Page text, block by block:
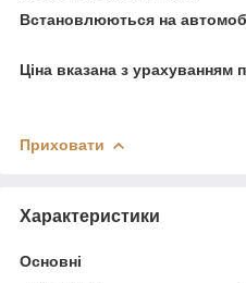
Встановлюються на
Ціна вказана з урахуванням
Приховати
Характеристики
Основні